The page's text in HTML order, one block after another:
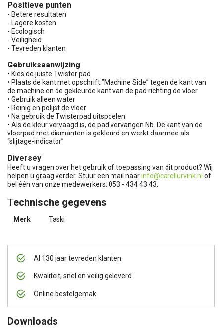
Al 130 jaar tevreden klanten
Kwaliteit, snel en veilig geleverd
Online bestelgemak
Downloads
Positieve punten
- Betere resultaten
- Lagere kosten
- Ecologisch
- Veiligheid
- Tevreden klanten
Gebruiksaanwijzing
• Kies de juiste Twister pad
• Plaats de kant met opschrift:”Machine Side” tegen de kant van
de machine en de gekleurde kant van de pad richting de vloer.
• Gebruik alleen water
• Reinig en polijst de vloer
• Na gebruik de Twisterpad uitspoelen
• Als de kleur vervaagd is, de pad vervangen Nb. De kant van de
vloerpad met diamanten is gekleurd en werkt daarmee als
“slijtage-indicator”
Diversey
Heeft u vragen over het gebruik of toepassing van dit product? Wij
helpen u graag verder. Stuur een mail naarinfo@carellurvink.nl of
bel één van onze medewerkers: 053 - 434 43 43.
Technische gegevens
Merk Taski